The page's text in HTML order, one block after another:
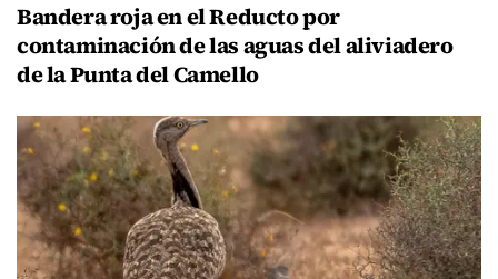
Bandera roja en el Reducto por
contaminación de las aguas del aliviadero
de la Punta del Camello